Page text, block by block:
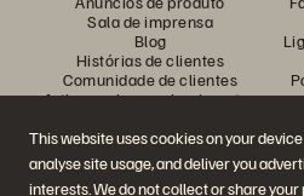
This website uses cookies on your
analyse site usage, and deliver you
interests. We do not collect or share
Sala de imprensa
Blog
Histórias de clientes
Comunidade de clientes
Artigos sobre conhecimentos
Participe da